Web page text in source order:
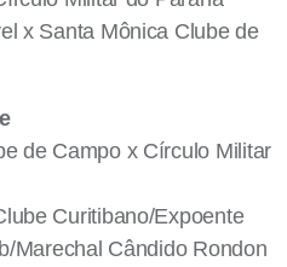
x Santa Mônica Clube de
de Campo x Círculo Militar
Curitibano/Expoente
Marechal Cândido Rondon